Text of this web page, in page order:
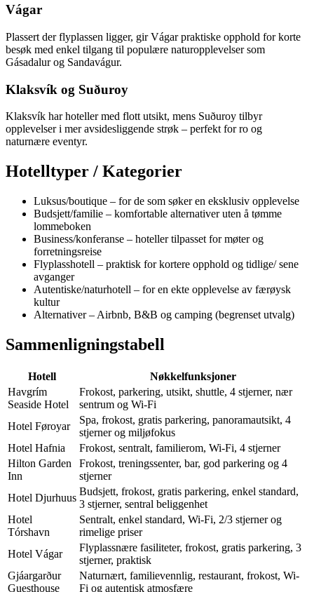
Vágar
Plassert der flyplassen ligger, gir Vágar praktiske opphold for korte
besøk med enkel tilgang til populære naturopplevelser som
Gásadalur og Sandavágur.
Klaksvík og Suðuroy
Klaksvík har hoteller med flott utsikt, mens Suðuroy tilbyr
opplevelser i mer avsidesliggende strøk – perfekt for ro og
naturnære eventyr.
Hotelltyper / Kategorier
Luksus/boutique – for de som søker en eksklusiv opplevelse
Budsjett/familie – komfortable alternativer uten å tømme
lommeboken
Business/konferanse – hoteller tilpasset for møter og
forretningsreise
Flyplasshotell – praktisk for kortere opphold og tidlige/ sene
avganger
Autentiske/naturhotell – for en ekte opplevelse av færøysk
kultur
Alternativer – Airbnb, B&B og camping (begrenset utvalg)
Sammenligningstabell
Hotell
Nøkkelfunksjoner
Havgrím
Seaside Hotel
Frokost, parkering, utsikt, shuttle, 4 stjerner, nær
sentrum og Wi-Fi
Hotel Føroyar
Spa, frokost, gratis parkering, panoramautsikt, 4
stjerner og miljøfokus
Hotel Hafnia
Frokost, sentralt, familierom, Wi-Fi, 4 stjerner
Hilton Garden
Inn
Frokost, treningssenter, bar, god parkering og 4
stjerner
Hotel Djurhuus
Budsjett, frokost, gratis parkering, enkel standard,
3 stjerner, sentral beliggenhet
Hotel
Tórshavn
Sentralt, enkel standard, Wi-Fi, 2/3 stjerner og
rimelige priser
Hotel Vágar
Flyplassnære fasiliteter, frokost, gratis parkering, 3
stjerner, praktisk
Gjáargarður
Guesthouse
Naturnært, familievennlig, restaurant, frokost, Wi-
Fi og autentisk atmosfære